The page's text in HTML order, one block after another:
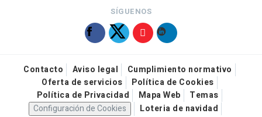
SÍGUENOS
Contacto Aviso legal
Cumplimiento normativo
Oferta de servicios
Política de Cookies
Política de Privacidad
Mapa Web
Temas
Configuración de Cookies
Loteria de navidad